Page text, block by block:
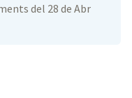
del 28 de Abr